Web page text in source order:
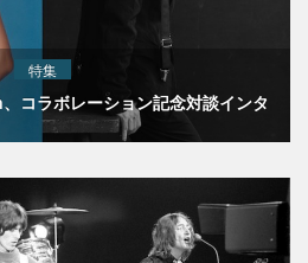
特集
コラボレーション記念対談インタ